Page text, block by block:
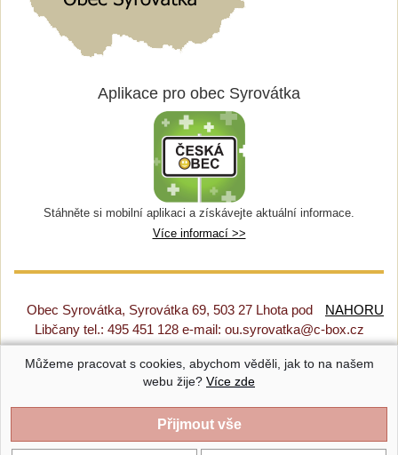
Aplikace pro obec Syrovátka
Stáhněte si mobilní aplikaci a získávejte aktuální informace.
Více informací >>
NAHORU
Obec Syrovátka, Syrovátka 69, 503 27 Lhota pod
Libčany tel.: 495 451 128 e-mail: ou.syrovatka@c-box.cz
Prohlášení o přístupnosti|Původní web|Nastavení cookies
Syrovátka |Provozováno na systému CMS-OBCE | Vyrobil
Můžeme pracovat s cookies, abychom věděli, jak to na našem
webu žije? Více zde